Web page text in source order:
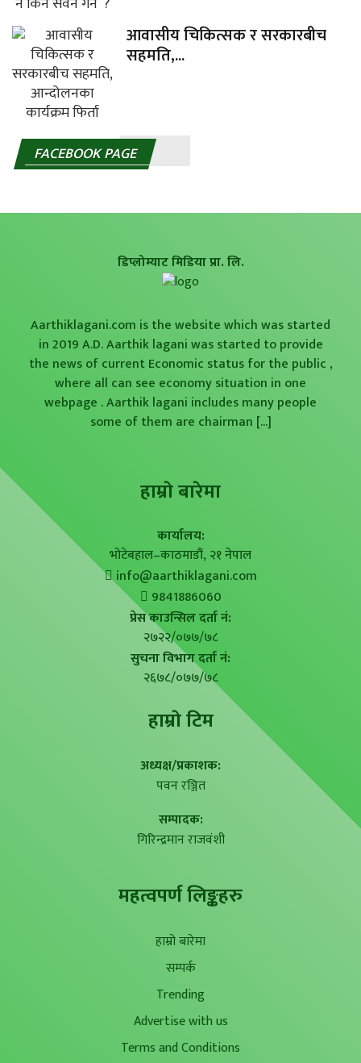
आवासीय चिकित्सक र सरकारबीच
सहमति,...
FACEBOOK PAGE
डिप्लोम्याट मिडिया प्रा. लि.
Aarthiklagani.com is the website which was started
in 2019 A.D. Aarthik lagani was started to provide
the news of current Economic status for the public ,
where all can see economy situation in one
webpage . Aarthik lagani includes many people
some of them are chairman [...]
हाम्राे बारेमा
कार्यालय:
भोटेबहाल–काठमाडौं, २१ नेपाल
info@aarthiklagani.com
9841886060
प्रेस काउन्सिल दर्ता नं:
२७२२/०७७/७८
सुचना विभाग दर्ता नं:
२६७८/०७७/७८
हाम्राे टिम
अध्यक्ष/प्रकाशक:
पवन रञ्जित
सम्पादक:
गिरिन्द्रमान राजवंशी
महत्वपर्ण लिङ्कहरु
हाम्रो बारेमा
सम्पर्क
Trending
Advertise with us
Terms and Conditions